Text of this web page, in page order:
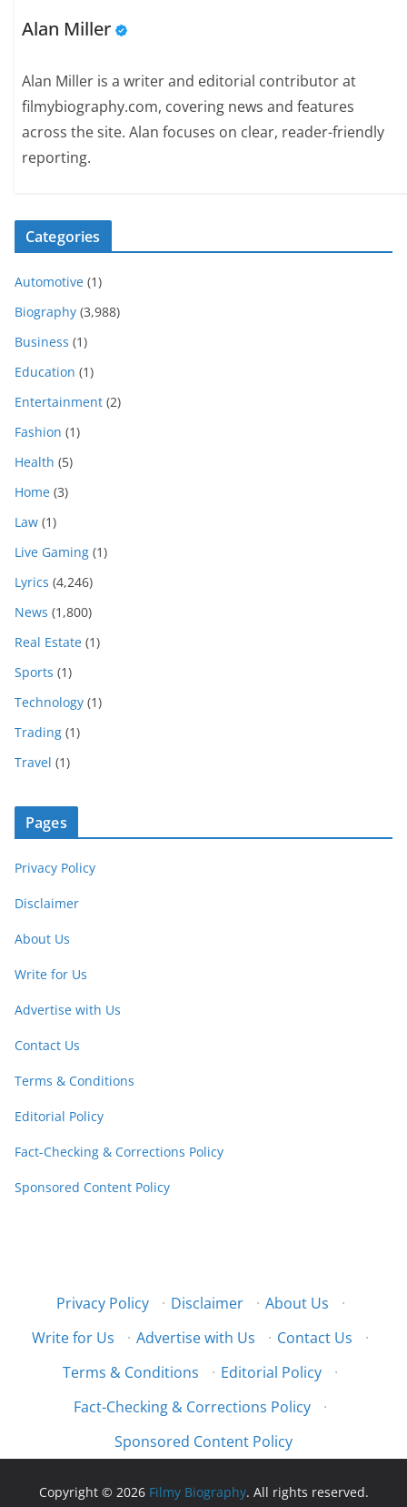
Alan Miller
Alan Miller is a writer and editorial contributor at
filmybiography.com, covering news and features
across the site. Alan focuses on clear, reader-friendly
reporting.
Categories
Automotive (1)
Biography (3,988)
Business (1)
Education (1)
Entertainment (2)
Fashion (1)
Health (5)
Home (3)
Law (1)
Live Gaming (1)
Lyrics (4,246)
News (1,800)
Real Estate (1)
Sports (1)
Technology (1)
Trading (1)
Travel (1)
Pages
Privacy Policy
Disclaimer
About Us
Write for Us
Advertise with Us
Contact Us
Terms & Conditions
Editorial Policy
Fact-Checking & Corrections Policy
Sponsored Content Policy
Privacy Policy · Disclaimer · About Us
·
Write for Us
· Advertise with Us · Contact Us
·
Terms & Conditions
· Editorial Policy
·
Fact-Checking & Corrections Policy
·
Sponsored Content Policy
Copyright © 2026 Filmy Biography. All rights reserved.